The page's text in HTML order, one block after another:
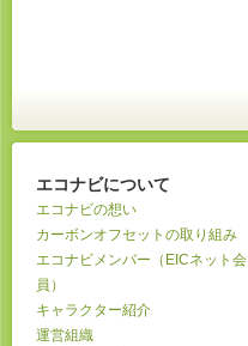
エコナビについて
エコナビの想い
カーボンオフセットの取り組み
エコナビメンバー（EICネット会
員）
キャラクター紹介
運営組織